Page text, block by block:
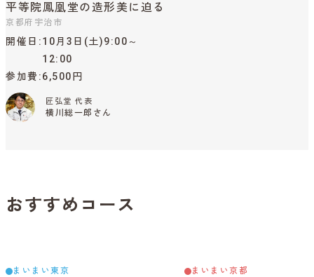
平等院鳳凰堂の造形美に迫る
京都府宇治市
開催日
10月3日(土)9:00～
12:00
参加費 6,500円
匠弘堂 代表
横川総一郎さん
おすすめコース
まいまい東京 まいまい京都